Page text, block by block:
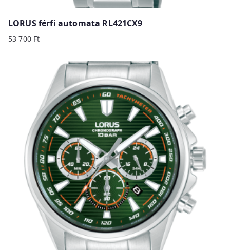
t
o
w
LORUS férfi automata RL421CX9
53 700 Ft